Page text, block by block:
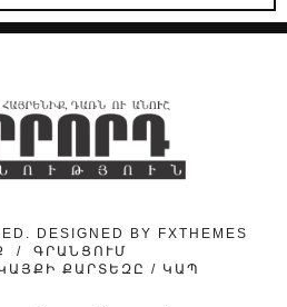
DESIGNED BY
FXTHEMES
/ ԳՐԱՆՑՈՒՄ
ՔԱՐՏԵԶԸ / ԿԱՊ